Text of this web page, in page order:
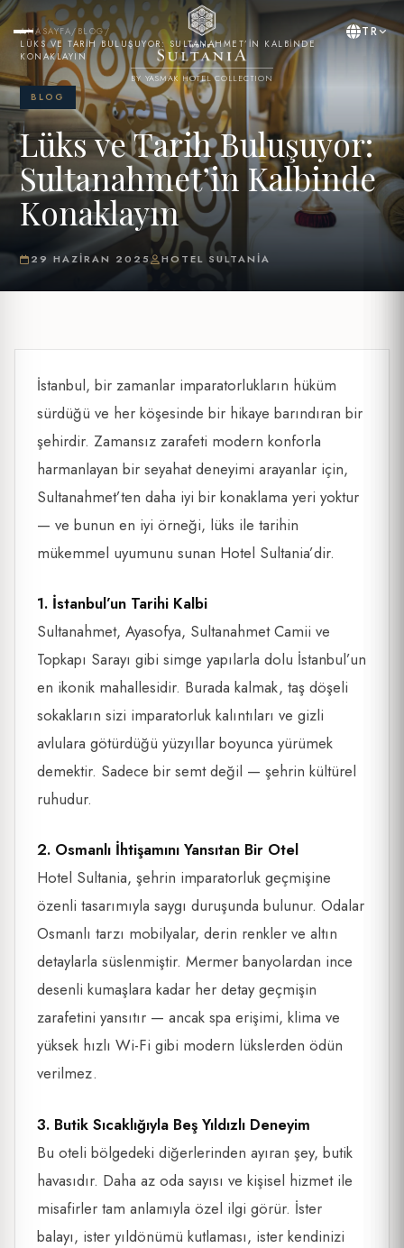
BY YASMAK HOTEL COLLECTION
TR
ANASAYFA/BLOG/
LÜKS VE TARIH BULUŞUYOR: SULTANAHMET’IN KALBINDE
KONAKLAYIN
BLOG
Lüks ve Tarih Buluşuyor:
Sultanahmet’in Kalbinde
Konaklayın
29 HAZIRAN 2025 HOTEL SULTANIA
İstanbul, bir zamanlar imparatorlukların hüküm
sürdüğü ve her köşesinde bir hikaye barındıran bir
şehirdir. Zamansız zarafeti modern konforla
harmanlayan bir seyahat deneyimi arayanlar için,
Sultanahmet’ten daha iyi bir konaklama yeri yoktur
— ve bunun en iyi örneği, lüks ile tarihin
mükemmel uyumunu sunan Hotel Sultania’dir.
1. İstanbul’un Tarihi Kalbi
Sultanahmet, Ayasofya, Sultanahmet Camii ve
Topkapı Sarayı gibi simge yapılarla dolu İstanbul’un
en ikonik mahallesidir. Burada kalmak, taş döşeli
sokakların sizi imparatorluk kalıntıları ve gizli
avlulara götürdüğü yüzyıllar boyunca yürümek
demektir. Sadece bir semt değil — şehrin kültürel
ruhudur.
2. Osmanlı İhtişamını Yansıtan Bir Otel
Hotel Sultania, şehrin imparatorluk geçmişine
özenli tasarımıyla saygı duruşunda bulunur. Odalar
Osmanlı tarzı mobilyalar, derin renkler ve altın
detaylarla süslenmiştir. Mermer banyolardan ince
desenli kumaşlara kadar her detay geçmişin
zarafetini yansıtır — ancak spa erişimi, klima ve
yüksek hızlı Wi-Fi gibi modern lükslerden ödün
verilmez.
3. Butik Sıcaklığıyla Beş Yıldızlı Deneyim
Bu oteli bölgedeki diğerlerinden ayıran şey, butik
havasıdır. Daha az oda sayısı ve kişisel hizmet ile
misafirler tam anlamıyla özel ilgi görür. İster
balayı, ister yıldönümü kutlaması, ister kendinizi